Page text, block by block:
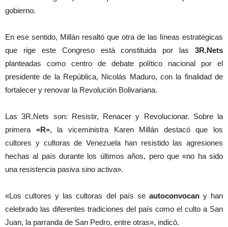
gobierno.
En ese sentido, Millán resaltó que otra de las líneas estratégicas
que rige este Congreso está constituida por las 3R.Nets
planteadas como centro de debate político nacional por el
presidente de la República, Nicolás Maduro, con la finalidad de
fortalecer y renovar la Revolución Bolivariana.
Las 3R.Nets son: Resistir, Renacer y Revolucionar. Sobre la
primera «R», la viceministra Karen Millán destacó que los
cultores y cultoras de Venezuela han resistido las agresiones
hechas al país durante los últimos años, pero que «no ha sido
una resistencia pasiva sino activa».
«Los cultores y las cultoras del país seautoconvocany han
celebrado las diferentes tradiciones del país como el culto a San
Juan, la parranda de San Pedro, entre otras», indicó.